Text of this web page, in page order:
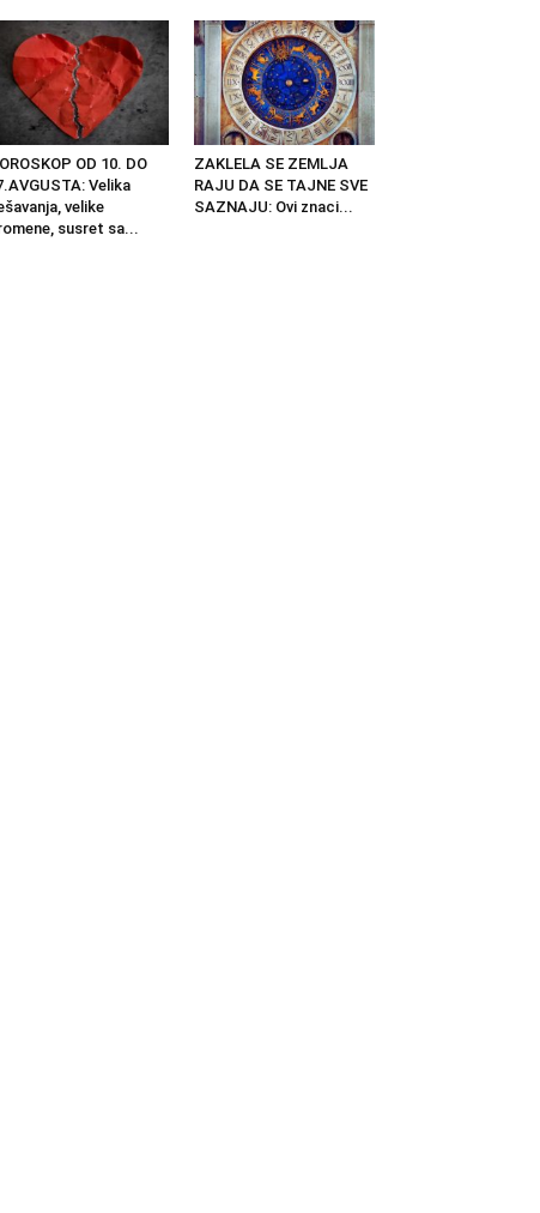
OD 10. DO
Velika
velike
susret sa...
ZAKLELA SE ZEMLJA
RAJU DA SE TAJNE SVE
SAZNAJU: Ovi znaci...